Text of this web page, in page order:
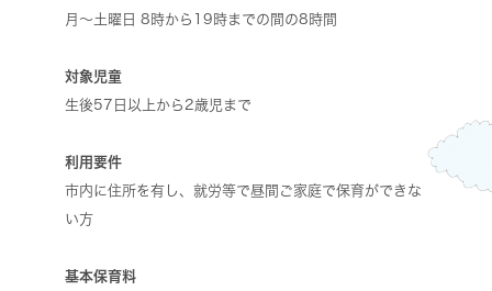
月〜土曜日 8時から19時までの間の8時間
対象児童
生後57日以上から2歳児まで
利用要件
市内に住所を有し、就労等で昼間ご家庭で保育ができな
い方
基本保育料